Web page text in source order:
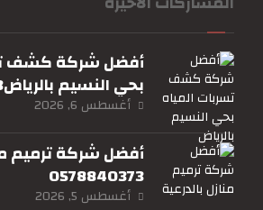
أفضل شركة كشف
بحي النسيم بالرياض0578840373
أغسطس 6, 2026
أفضل شركة ترميم
0578840373
أغسطس 5, 2026